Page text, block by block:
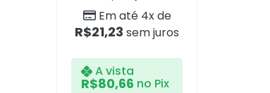
Em até 4x de
R$21,23 sem juros
A vista
R$80,66 no Pix